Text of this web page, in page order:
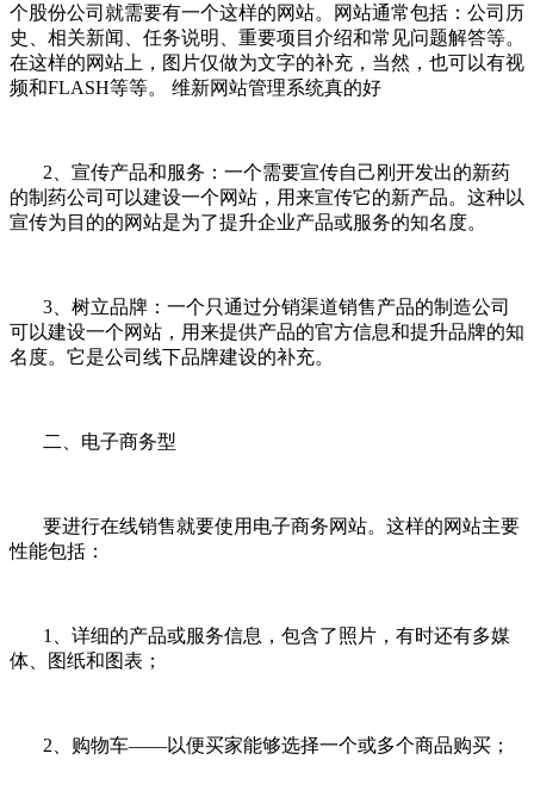
个股份公司就需要有一个这样的网站。网站通常包括：公司历
史、相关新闻、任务说明、重要项目介绍和常见问题解答等。
在这样的网站上，图片仅做为文字的补充，当然，也可以有视
频和FLASH等等。 维新网站管理系统真的好
2、宣传产品和服务：一个需要宣传自己刚开发出的新药
的制药公司可以建设一个网站，用来宣传它的新产品。这种以
宣传为目的的网站是为了提升企业产品或服务的知名度。
3、树立品牌：一个只通过分销渠道销售产品的制造公司
可以建设一个网站，用来提供产品的官方信息和提升品牌的知
名度。它是公司线下品牌建设的补充。
二、电子商务型
要进行在线销售就要使用电子商务网站。这样的网站主要
性能包括：
1、详细的产品或服务信息，包含了照片，有时还有多媒
体、图纸和图表；
2、购物车——以便买家能够选择一个或多个商品购买；